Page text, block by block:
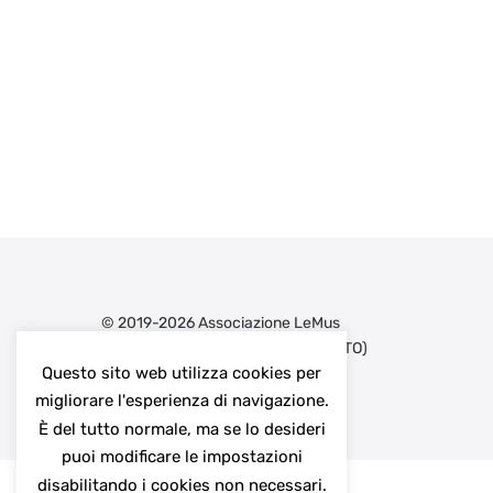
© 2019-2026 Associazione LeMus
Via Delle Germane 11, 10015 Ivrea (TO)
C.F e P.IVA 12175290019
Questo sito web utilizza cookies per
migliorare l'esperienza di navigazione.
È del tutto normale, ma se lo desideri
puoi modificare le impostazioni
disabilitando i cookies non necessari.